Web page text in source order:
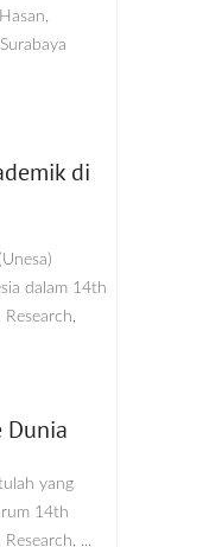
di
dalam 14th
Dunia
yang
14th
...